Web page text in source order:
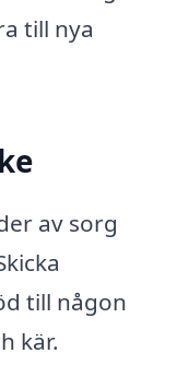
till nya
av sorg
till någon
kär.